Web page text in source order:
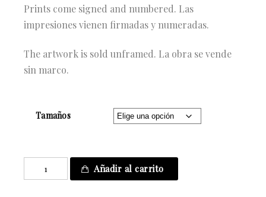
Prints come signed and numbered. Las
impresiones vienen firmadas y numeradas.
The artwork is sold unframed. La obra se vende
sin marco.
Tamaños
Must
Añadir al carrito